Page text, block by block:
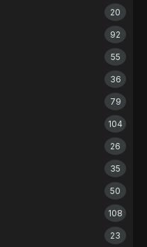
20
92
55
36
79
104
26
35
50
108
23